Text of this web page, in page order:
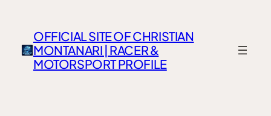
OFFICIAL SITE OF CHRISTIAN
MONTANARI | RACER &
MOTORSPORT PROFILE